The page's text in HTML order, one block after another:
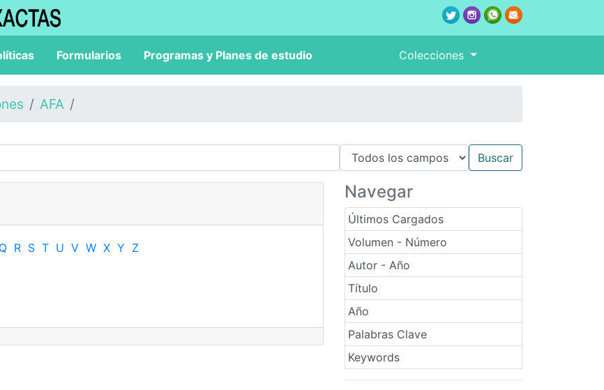
Formularios Programas y Planes de estudio Colecciones
AFA
Navegar
Últimos Cargados
Volumen - Número
Autor - Año
Título
Año
Palabras Clave
Keywords
Q R S T U V W X Y Z